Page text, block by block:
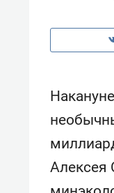
Алексея
Как ГК